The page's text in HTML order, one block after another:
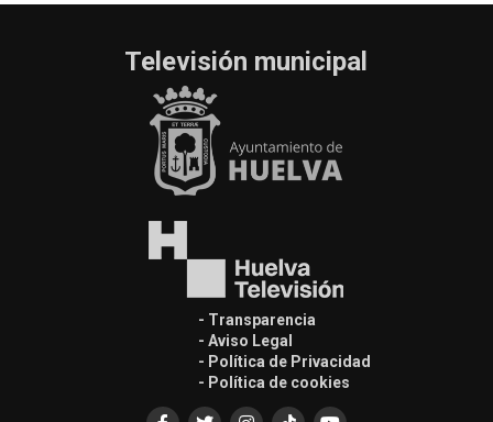
Televisión municipal
- Transparencia
- Aviso Legal
- Política de Privacidad
- Política de cookies